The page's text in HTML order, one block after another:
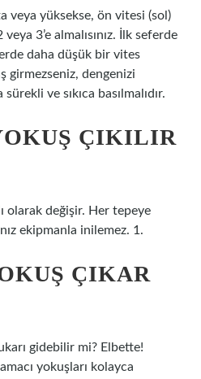
veya yüksekse, ön vitesi (sol)
3’e almalısınız. İlk seferde
daha düşük bir vites
girmezseniz, dengenizi
ve sıkıca basılmalıdır.
ÇIKILIR
olarak değişir. Her tepeye
ekipmanla inilemez. 1.
ÇIKAR
gidebilir mi? Elbette!
yokuşları kolayca